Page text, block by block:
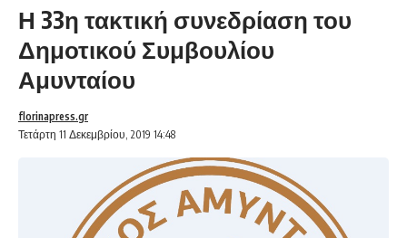
Η 33η τακτική συνεδρίαση του
Δημοτικού Συμβουλίου
Αμυνταίου
Τετάρτη 11 Δεκεμβρίου, 2019 14:48
florinapress.gr